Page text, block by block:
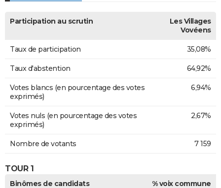
Participation au scrutin
Les Villages
Vovéens
Taux de participation 35,08%
Taux d'abstention 64,92%
Votes blancs (en pourcentage des votes
exprimés)
6,94%
Votes nuls (en pourcentage des votes
exprimés)
2,67%
Nombre de votants 7 159
TOUR 1
Binômes de candidats
% voix commune